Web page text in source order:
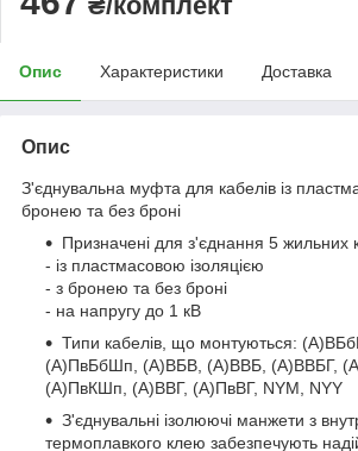
Опис Характеристики Доставка
Опис
З'єднувальна муфта для кабелів із
бронею та без броні
Призначені для з'єднання 5 жильних
- із пластмасовою ізоляцією
- з бронею та без броні
- на напругу до 1 кВ
Типи кабелів, що монтуються:
(А)ПвБбШп, (А)ВБВ, (А)ВВБ, (А)ВВБГ,
(А)ПвКШп, (А)ВВГ, (А)ПвВГ, NYM, NYY
З'єднувальні ізолюючі манжети з
термоплавкого клею забезпечують